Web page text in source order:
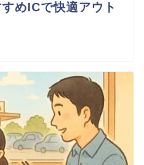
めICで快適アウト